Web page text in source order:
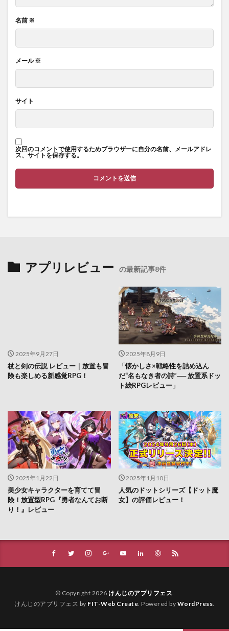
名前 ※
メール※
サイト
次回のコメントで使用するためブラウザーに自分の名前、メールアドレ
ス、サイトを保存する。
アプリレビュー の最新記事8件
2025年9月27日
杖と剣の伝説 レビュー｜放置も冒
険も楽しめる新感覚RPG！
2025年8月9日
「懐かしさ×戦略性を詰め込ん
だ“名もなき者の詩”── 放置系ドッ
ト絵RPGレビュー」
2025年1月22日
美少女キャラクターを育てて冒
険！放置型RPG『勇者なんてお断
り！』レビュー
2025年1月10日
人気のドットシリーズ【ドット魔
女】の評価レビュー！
© Copyright 2026 けんじのアプリフェス.
けんじのアプリフェス by FIT-Web Create. Powered by WordPress.